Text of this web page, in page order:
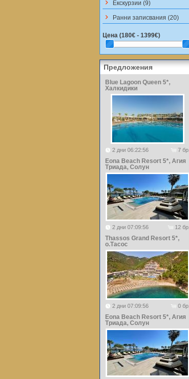
keyboard_arrow_right Екскурзии (9)
keyboard_arrow_right Ранни записвания (20)
Цена (180€ - 1399€)
Предложения
Blue Lagoon Queen 5*,
Халкидики
2 дни 06:22:56 7 бр.
Eona Beach Resort 5*, Агия
Триада, Солун
2 дни 07:09:56 12 бр.
Thassos Grand Resort 5*,
о.Тасос
2 дни 07:09:56 0 бр.
Eona Beach Resort 5*, Агия
Триада, Солун